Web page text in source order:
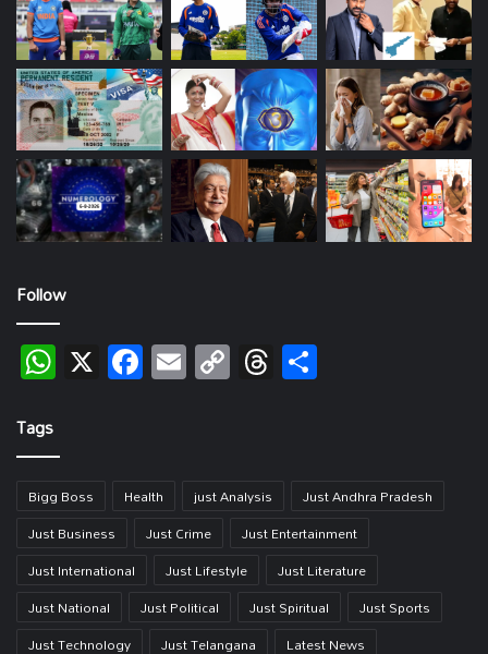
Follow
WhatsApp
X Facebook
EmailCopy
Link
Threads
Tags
Bigg Boss Health just Analysis
Just Andhra Pradesh
Just Business
Just Crime
Just Entertainment
Just International
Just Lifestyle
Just Literature
Just National
Just Political Just Spiritual
Just Sports
Just Technology
Just Telangana Latest News